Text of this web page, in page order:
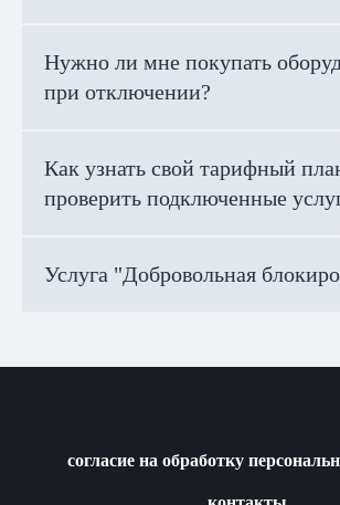
Нужно ли мне покупать
при отключении?
Как узнать свой тарифный
проверить подключенные
Услуга "Добровольная
согласие на обработку